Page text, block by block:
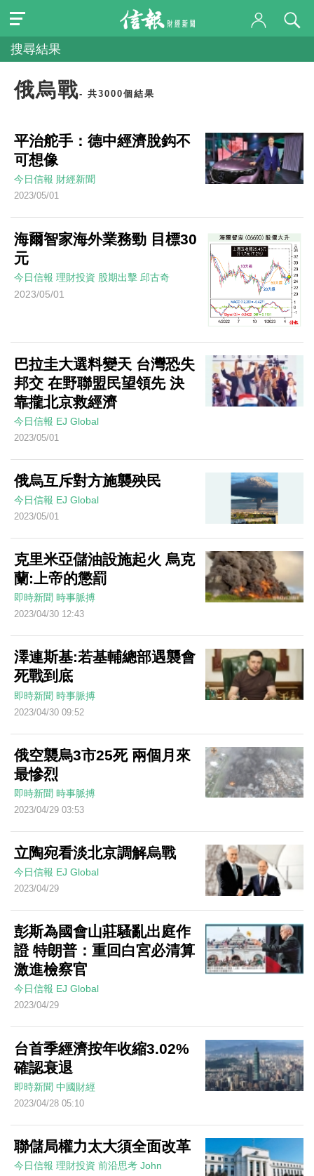
搜尋結果
俄烏戰- 共3000個結果
平治舵手：德中經濟脫鈎不
可想像
今日信報 財經新聞
2023/05/01
海爾智家海外業務勁 目標30
元
今日信報 理財投資 股期出擊 邱古奇
2023/05/01
巴拉圭大選料變天 台灣恐失
邦交 在野聯盟民望領先 決
靠攏北京救經濟
今日信報 EJ Global
2023/05/01
俄烏互斥對方施襲殃民
今日信報 EJ Global
2023/05/01
克里米亞儲油設施起火 烏克
蘭:上帝的懲罰
即時新聞 時事脈搏
2023/04/30 12:43
澤連斯基:若基輔總部遇襲會
死戰到底
即時新聞 時事脈搏
2023/04/30 09:52
俄空襲烏3市25死 兩個月來
最慘烈
即時新聞 時事脈搏
2023/04/29 03:53
立陶宛看淡北京調解烏戰
今日信報 EJ Global
2023/04/29
彭斯為國會山莊騷亂出庭作
證 特朗普：重回白宮必清算
激進檢察官
今日信報 EJ Global
2023/04/29
台首季經濟按年收縮3.02%
確認衰退
即時新聞 中國財經
2023/04/28 05:10
聯儲局權力太大須全面改革
今日信報 理財投資 前沿思考 John